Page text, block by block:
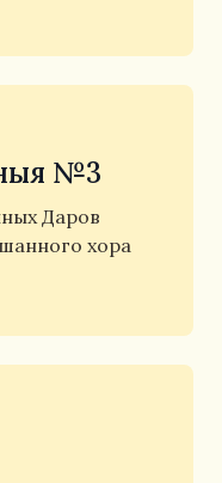
№3
Даров
хора